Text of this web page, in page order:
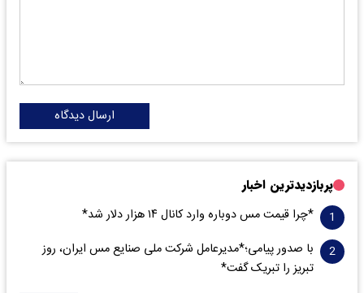
ارسال دیدگاه
پربازدیدترین اخبار
*چرا قیمت مس دوباره وارد کانال ۱۴ هزار دلار شد*
با صدور پیامی؛*مدیرعامل شرکت ملی صنایع مس ایران، روز
تبریز را تبریک گفت*